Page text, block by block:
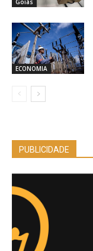
Goiás
ECONOMIA
PUBLICIDADE